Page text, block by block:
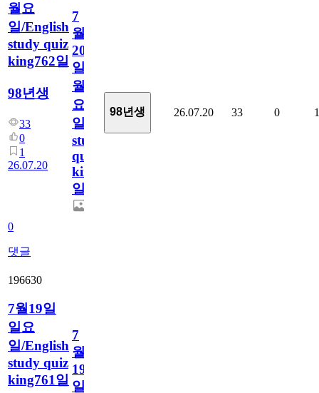
월요
일/English
study quiz
king762일
98년생
33
0
1
26.07.20
0
댓글
7
월
20
일
월
요
일/English
study
quiz
king762
일
98년생 26.07.20 33 0 1
196630
7월19일
일요
일/English
study quiz
king761일
7
월
19
일